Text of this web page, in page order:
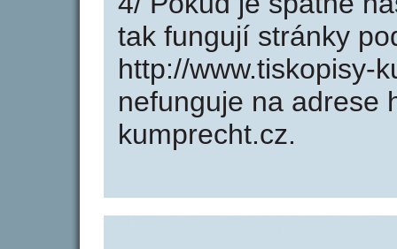
tak fungují stránky
http://www.tiskopisy-
nefunguje na adrese
kumprecht.cz.